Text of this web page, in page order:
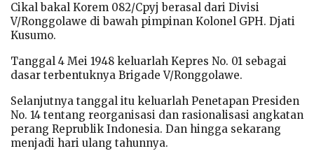
Cikal bakal Korem 082/Cpyj berasal dari Divisi
V/Ronggolawe di bawah pimpinan Kolonel GPH. Djati
Kusumo.
Tanggal 4 Mei 1948 keluarlah Kepres No. 01 sebagai
dasar terbentuknya Brigade V/Ronggolawe.
Selanjutnya tanggal itu keluarlah Penetapan Presiden
No. 14 tentang reorganisasi dan rasionalisasi angkatan
perang Reprublik Indonesia. Dan hingga sekarang
menjadi hari ulang tahunnya.